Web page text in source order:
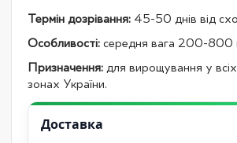
Термін дозрівання: 45-50 днів від
Особливості: середня вага 200-800
Призначення: для вирощування у
зонах України.
Доставка